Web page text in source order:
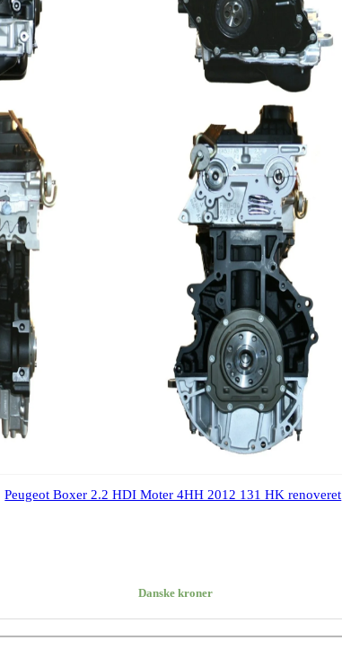
Peugeot Boxer 2.2 HDI Moter 4HH 2012 131 HK renoveret
Danske kroner